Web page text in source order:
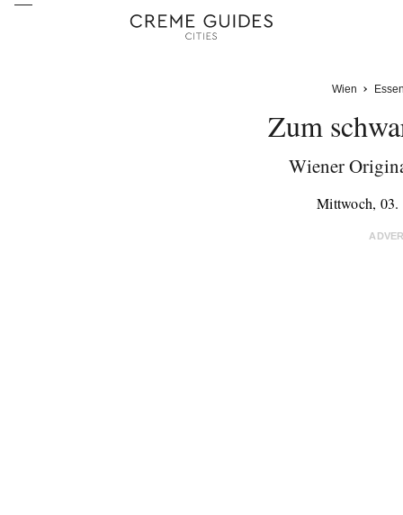
Wien
Zum
Wiener
Mittwoch, 03.